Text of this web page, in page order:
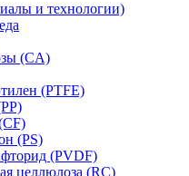
и технологии)
(CA)
(PTFE)
(PS)
(PVDF)
целлюлоза (RC)